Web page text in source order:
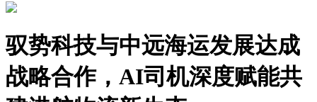
驭势科技与中远海运发展达成
战略合作，AI司机深度赋能共